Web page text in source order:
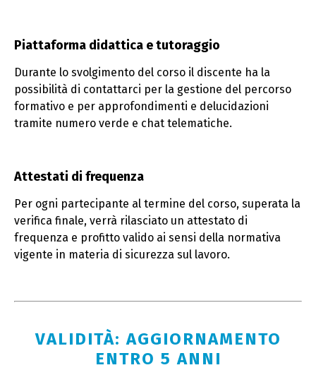
Piattaforma didattica e tutoraggio
Durante lo svolgimento del corso il discente ha la
possibilità di contattarci per la gestione del percorso
formativo e per approfondimenti e delucidazioni
tramite numero verde e chat telematiche.
Attestati di frequenza
Per ogni partecipante al termine del corso, superata la
verifica finale, verrà rilasciato un attestato di
frequenza e profitto valido ai sensi della normativa
vigente in materia di sicurezza sul lavoro.
VALIDITÀ: AGGIORNAMENTO
ENTRO 5 ANNI